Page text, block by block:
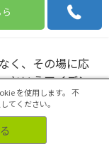
景に至るまでの
で制作されたの
く、その場に応
というアイデン
）しているか
を使用します。 不
てください。